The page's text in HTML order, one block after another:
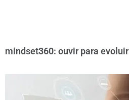
mindset360: ouvir para evoluir